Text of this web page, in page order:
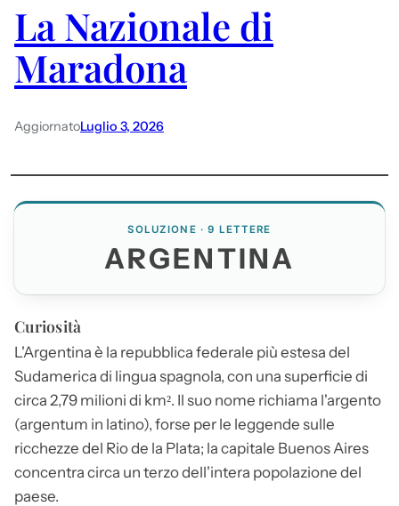
La Nazionale di
Maradona
AggiornatoLuglio 3, 2026
SOLUZIONE · 9 LETTERE
ARGENTINA
Curiosità
L'Argentina è la repubblica federale più estesa del
Sudamerica di lingua spagnola, con una superficie di
circa 2,79 milioni di km². Il suo nome richiama l'argento
(argentum in latino), forse per le leggende sulle
ricchezze del Rio de la Plata; la capitale Buenos Aires
concentra circa un terzo dell'intera popolazione del
paese.